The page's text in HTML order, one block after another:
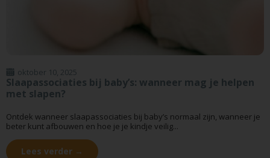
Slaapassociaties bij baby’s: wanneer mag je helpen
met slapen?
oktober 10, 2025
Ontdek wanneer slaapassociaties bij baby’s normaal zijn, wanneer je
beter kunt afbouwen en hoe je je kindje veilig...
Lees verder →